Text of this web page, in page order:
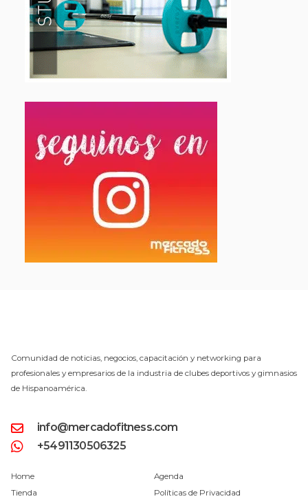
Comunidad de noticias, negocios, capacitación y networking para
profesionales y empresarios de la industria de clubes deportivos y gimnasios
de Hispanoamérica.
info@mercadofitness.com
+5491130506325
Home
Tienda
Agenda
Políticas de Privacidad